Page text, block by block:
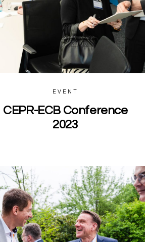
EVENT
CEPR-ECB Conference
2023
0